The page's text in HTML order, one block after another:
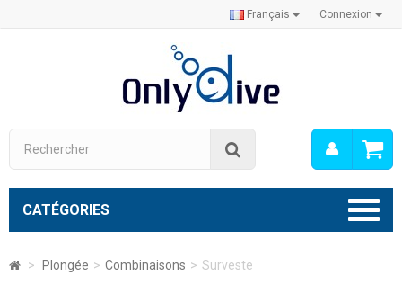
Connexion
Français
Mon
CATÉGORIES
> Plongée > Combinaisons > Surveste